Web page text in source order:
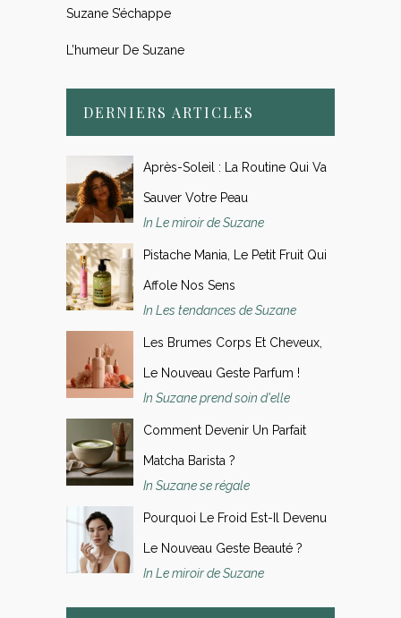
Suzane S’échappe
L’humeur De Suzane
DERNIERS ARTICLES
Après-Soleil : La Routine Qui Va
Sauver Votre Peau
In Le miroir de Suzane
Pistache Mania, Le Petit Fruit Qui
Affole Nos Sens
In Les tendances de Suzane
Les Brumes Corps Et Cheveux,
Le Nouveau Geste Parfum !
In Suzane prend soin d'elle
Comment Devenir Un Parfait
Matcha Barista ?
In Suzane se régale
Pourquoi Le Froid Est-Il Devenu
Le Nouveau Geste Beauté ?
In Le miroir de Suzane